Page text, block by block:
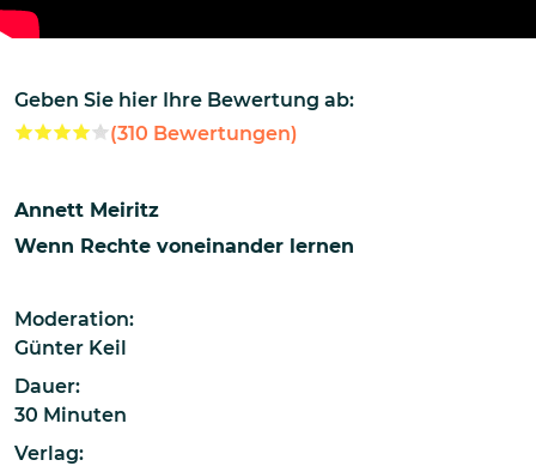
Geben Sie hier Ihre Bewertung ab:
(310 Bewertungen)
Annett Meiritz
Wenn Rechte voneinander lernen
Moderation:
Günter Keil
Dauer:
30 Minuten
Verlag: